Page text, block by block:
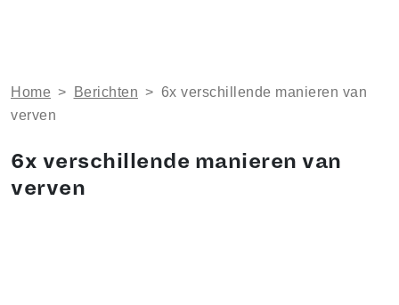
Home > Berichten > 6x verschillende manieren van
verven
6x verschillende manieren van
verven